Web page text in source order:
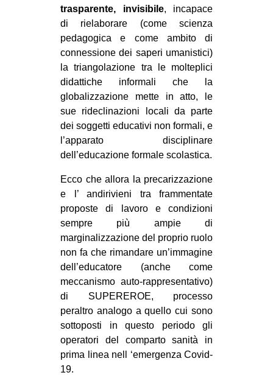
trasparente, invisibile, incapace
di rielaborare (come scienza
pedagogica e come ambito di
connessione dei saperi umanistici)
la triangolazione tra le molteplici
didattiche informali che la
globalizzazione mette in atto, le
sue rideclinazioni locali da parte
dei soggetti educativi non formali, e
l’apparato disciplinare
dell’educazione formale scolastica.
Ecco che allora la precarizzazione
e l’ andirivieni tra frammentate
proposte di lavoro e condizioni
sempre più ampie di
marginalizzazione del proprio ruolo
non fa che rimandare un’immagine
dell’educatore (anche come
meccanismo auto-rappresentativo)
di SUPEREROE, processo
peraltro analogo a quello cui sono
sottoposti in questo periodo gli
operatori del comparto sanità in
prima linea nell ‘emergenza Covid-
19.